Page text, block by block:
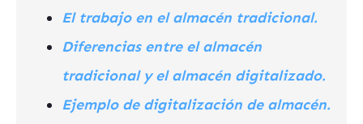
El trabajo en el almacén tradicional.
Diferencias entre el almacén
tradicional y el almacén digitalizado.
Ejemplo de digitalización de almacén.